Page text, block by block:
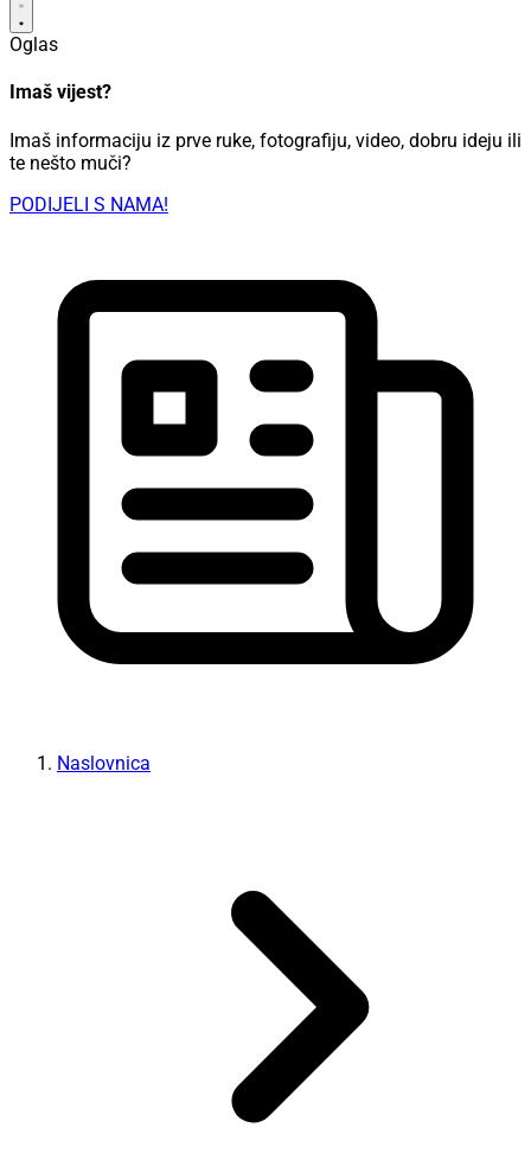
Oglas
Imaš vijest?
Imaš informaciju iz prve ruke, fotografiju, video, dobru ideju ili
te nešto muči?
PODIJELI S NAMA!
Naslovnica